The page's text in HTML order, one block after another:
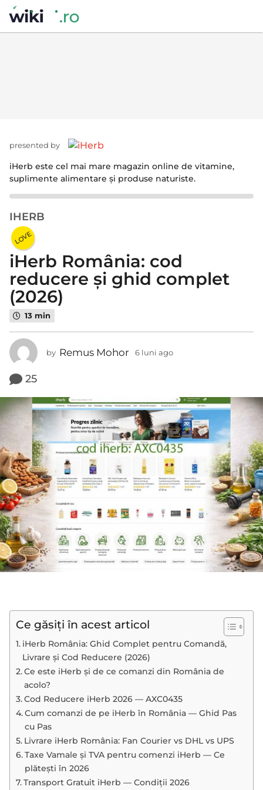
presented by
iHerb este cel mai mare magazin online de vitamine,
suplimente alimentare și produse naturiste.
6
u
n
i
a
g
o
4
l
u
n
i
a
g
IHERB
LOVE
iHerb România: cod
reducere și ghid complet
(2026)
13 min
by Remus Mohor 6 luni ago
a
g
o
25
Ce găsiți în acest articol
iHerb România: Ghid Complet pentru Comandă,
Livrare și Cod Reducere (2026)
Ce este iHerb și de ce comanzi din România de
acolo?
Cod Reducere iHerb 2026 — AXC0435
Cum comanzi de pe iHerb în România — Ghid Pas
cu Pas
Livrare iHerb România: Fan Courier vs DHL vs UPS
Taxe Vamale și TVA pentru comenzi iHerb — Ce
plătești în 2026
Transport Gratuit iHerb — Condiții 2026